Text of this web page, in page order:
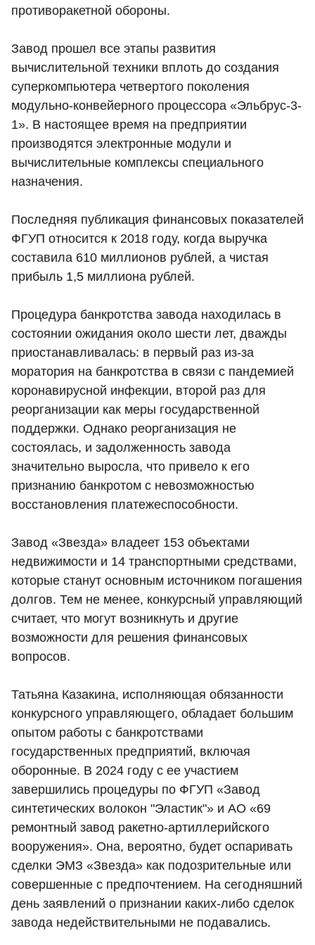
противоракетной обороны.
Завод прошел все этапы развития
вычислительной техники вплоть до создания
суперкомпьютера четвертого поколения
модульно-конвейерного процессора «Эльбрус-3-
1». В настоящее время на предприятии
производятся электронные модули и
вычислительные комплексы специального
назначения.
Последняя публикация финансовых показателей
ФГУП относится к 2018 году, когда выручка
составила 610 миллионов рублей, а чистая
прибыль 1,5 миллиона рублей.
Процедура банкротства завода находилась в
состоянии ожидания около шести лет, дважды
приостанавливалась: в первый раз из-за
моратория на банкротства в связи с пандемией
коронавирусной инфекции, второй раз для
реорганизации как меры государственной
поддержки. Однако реорганизация не
состоялась, и задолженность завода
значительно выросла, что привело к его
признанию банкротом с невозможностью
восстановления платежеспособности.
Завод «Звезда» владеет 153 объектами
недвижимости и 14 транспортными средствами,
которые станут основным источником погашения
долгов. Тем не менее, конкурсный управляющий
считает, что могут возникнуть и другие
возможности для решения финансовых
вопросов.
Татьяна Казакина, исполняющая обязанности
конкурсного управляющего, обладает большим
опытом работы с банкротствами
государственных предприятий, включая
оборонные. В 2024 году с ее участием
завершились процедуры по ФГУП «Завод
синтетических волокон "Эластик"» и АО «69
ремонтный завод ракетно-артиллерийского
вооружения». Она, вероятно, будет оспаривать
сделки ЭМЗ «Звезда» как подозрительные или
совершенные с предпочтением. На сегодняшний
день заявлений о признании каких-либо сделок
завода недействительными не подавались.